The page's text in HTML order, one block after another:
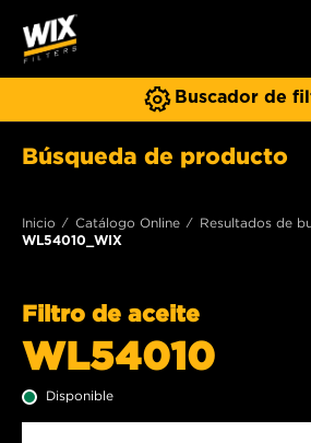
Buscador de
Búsqueda de producto
Inicio Catálogo Online
Resultados de
WL54010_WIX
Filtro de aceite
WL54010
Disponible